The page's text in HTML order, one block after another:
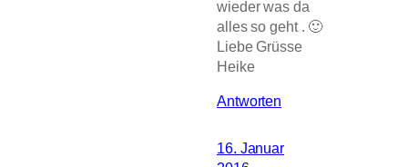
wieder was da
alles so geht . 🙂
Liebe Grüsse
Heike
Antworten
16. Januar